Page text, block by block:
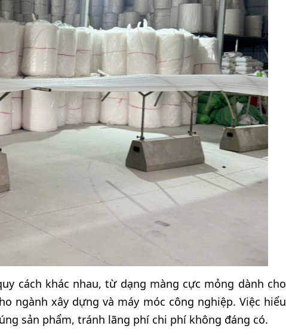
cách khác nhau, từ dạng màng cực mỏng dành cho
ngành xây dựng và máy móc công nghiệp. Việc hiểu
sản phẩm, tránh lãng phí chi phí không đáng có.